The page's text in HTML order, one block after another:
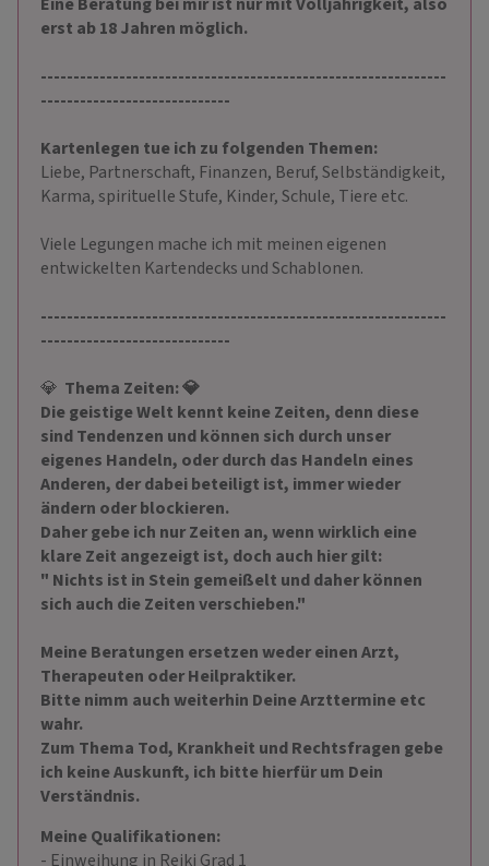
erst ab 18 Jahren möglich.
--------------------------------------------------------------
-----------------------------
Kartenlegen tue ich zu folgenden Themen:
Liebe, Partnerschaft, Finanzen, Beruf, Selbständigkeit,
Karma, spirituelle Stufe, Kinder, Schule, Tiere etc.
Viele Legungen mache ich mit meinen eigenen
entwickelten Kartendecks und Schablonen.
--------------------------------------------------------------
-----------------------------
💎 Thema Zeiten: 💎
Die geistige Welt kennt keine Zeiten, denn diese
sind Tendenzen und können sich durch unser
eigenes Handeln, oder durch das Handeln eines
Anderen, der dabei beteiligt ist, immer wieder
ändern oder blockieren.
Daher gebe ich nur Zeiten an, wenn wirklich eine
klare Zeit angezeigt ist, doch auch hier gilt:
" Nichts ist in Stein gemeißelt und daher können
sich auch die Zeiten verschieben."
Meine Beratungen ersetzen weder einen Arzt,
Therapeuten oder Heilpraktiker.
Bitte nimm auch weiterhin Deine Arzttermine etc
wahr.
Zum Thema Tod, Krankheit und Rechtsfragen gebe
ich keine Auskunft, ich bitte hierfür um Dein
Verständnis.
Meine Qualifikationen:
- Einweihung in Reiki Grad 1